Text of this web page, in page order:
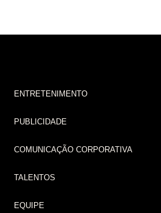
ENTRETENIMENTO
PUBLICIDADE
COMUNICAÇÃO CORPORATIVA
TALENTOS
EQUIPE